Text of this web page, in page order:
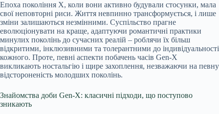
Епоха покоління X, коли вони активно будували стосунки, мала
свої неповторні риси. Життя невпинно трансформується, і лише
зміни залишаються незмінними. Суспільство прагне
еволюціонувати на краще, адаптуючи романтичні практики
минулих поколінь до сучасних реалій – роблячи їх більш
відкритими, інклюзивними та толерантними до індивідуальності
кожного. Проте, певні аспекти побачень часів Gen-X
викликають ностальгію і щире захоплення, незважаючи на певну
відстороненість молодших поколінь.
Знайомства доби Gen-X: класичні підходи, що поступово
зникають